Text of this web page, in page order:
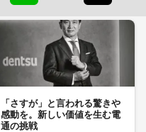
「さすが」と言われる驚きや
感動を。新しい価値を生む電
通の挑戦